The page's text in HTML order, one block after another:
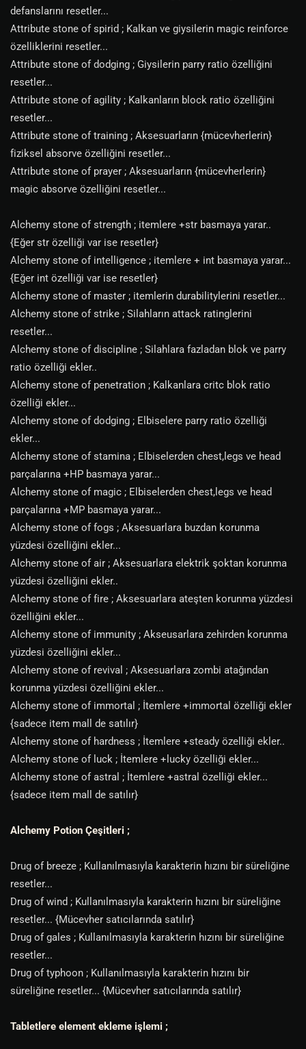
defanslarını resetler...
Attribute stone of spirid ; Kalkan ve giysilerin magic reinforce
özelliklerini resetler...
Attribute stone of dodging ; Giysilerin parry ratio özelliğini
resetler...
Attribute stone of agility ; Kalkanların block ratio özelliğini
resetler...
Attribute stone of training ; Aksesuarların {mücevherlerin}
fiziksel absorve özelliğini resetler...
Attribute stone of prayer ; Aksesuarların {mücevherlerin}
magic absorve özelliğini resetler...
Alchemy stone of strength ; itemlere +str basmaya yarar..
{Eğer str özelliği var ise resetler}
Alchemy stone of intelligence ; itemlere + int basmaya yarar...
{Eğer int özelliği var ise resetler}
Alchemy stone of master ; itemlerin durabilitylerini resetler...
Alchemy stone of strike ; Silahların attack ratinglerini
resetler...
Alchemy stone of discipline ; Silahlara fazladan blok ve parry
ratio özelliği ekler..
Alchemy stone of penetration ; Kalkanlara critc blok ratio
özelliği ekler...
Alchemy stone of dodging ; Elbiselere parry ratio özelliği
ekler...
Alchemy stone of stamina ; Elbiselerden chest,legs ve head
parçalarına +HP basmaya yarar...
Alchemy stone of magic ; Elbiselerden chest,legs ve head
parçalarına +MP basmaya yarar...
Alchemy stone of fogs ; Aksesuarlara buzdan korunma
yüzdesi özelliğini ekler...
Alchemy stone of air ; Aksesuarlara elektrik şoktan korunma
yüzdesi özelliğini ekler..
Alchemy stone of fire ; Aksesuarlara ateşten korunma yüzdesi
özelliğini ekler...
Alchemy stone of immunity ; Akseusarlara zehirden korunma
yüzdesi özelliğini ekler...
Alchemy stone of revival ; Aksesuarlara zombi atağından
korunma yüzdesi özelliğini ekler...
Alchemy stone of immortal ; İtemlere +immortal özelliği ekler
{sadece item mall de satılır}
Alchemy stone of hardness ; İtemlere +steady özelliği ekler..
Alchemy stone of luck ; İtemlere +lucky özelliği ekler...
Alchemy stone of astral ; İtemlere +astral özelliği ekler...
{sadece item mall de satılır}
Alchemy Potion Çeşitleri ;
Drug of breeze ; Kullanılmasıyla karakterin hızını bir süreliğine
resetler...
Drug of wind ; Kullanılmasıyla karakterin hızını bir süreliğine
resetler... {Mücevher satıcılarında satılır}
Drug of gales ; Kullanılmasıyla karakterin hızını bir süreliğine
resetler...
Drug of typhoon ; Kullanılmasıyla karakterin hızını bir
süreliğine resetler... {Mücevher satıcılarında satılır}
Tabletlere element ekleme işlemi ;